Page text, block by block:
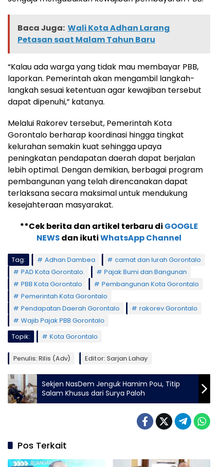
Baca Juga: Wali Kota Adhan Larang
Petasan saat Malam Tahun Baru
“Kalau ada warga yang tidak mau membayar PBB,
laporkan. Pemerintah akan mengambil langkah-
langkah sesuai ketentuan agar kewajiban tersebut
dapat dipenuhi,” katanya.
Melalui Rakorev tersebut, Pemerintah Kota
Gorontalo berharap koordinasi hingga tingkat
kelurahan semakin kuat sehingga upaya
peningkatan pendapatan daerah dapat berjalan
lebih optimal. Dengan demikian, berbagai program
pembangunan yang telah direncanakan dapat
terlaksana secara maksimal untuk mendukung
kesejahteraan masyarakat.
**Cek berita dan artikel terbaru di GOOGLE
NEWS dan ikutiWhatsApp Channel
Tag: Adhan Dambea
camat dan lurah Gorontalo
PAD Kota Gorontalo.
Pajak Bumi dan Bangunan
PBB Kota Gorontalo
Pembangunan Kota Gorontalo
Pemerintah Kota Gorontalo
Pendapatan Daerah Gorontalo
rakorev Gorontalo
Wajib Pajak PBB Gorontalo
Topik:
Kota Gorontalo
Penulis: Rilis (Adv) Editor: Sarjan Lahay
Sekjen NasDem Jenguk Hamim Pou, Titip
Salam Khusus dari Surya Paloh
Pos Terkait